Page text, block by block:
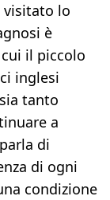
visitato lo
è
il piccolo
inglesi
tanto
a
di
di ogni
condizione